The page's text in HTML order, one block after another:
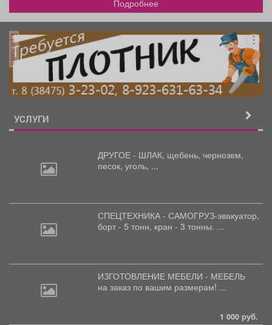
Подробнее
реклама
УСЛУГИ
ДРУГОЕ - ШЛАК, щебень, чернозем,
песок, уголь, ...
СПЕЦТЕХНИКА - САМОГРУЗ-эвакуатор,
борт - 5 тонн, кран - 3 тонны. ...
ИЗГОТОВЛЕНИЕ МЕБЕЛИ - МЕБЕЛЬ
на заказ по вашим размерам! ...
1 000 руб.